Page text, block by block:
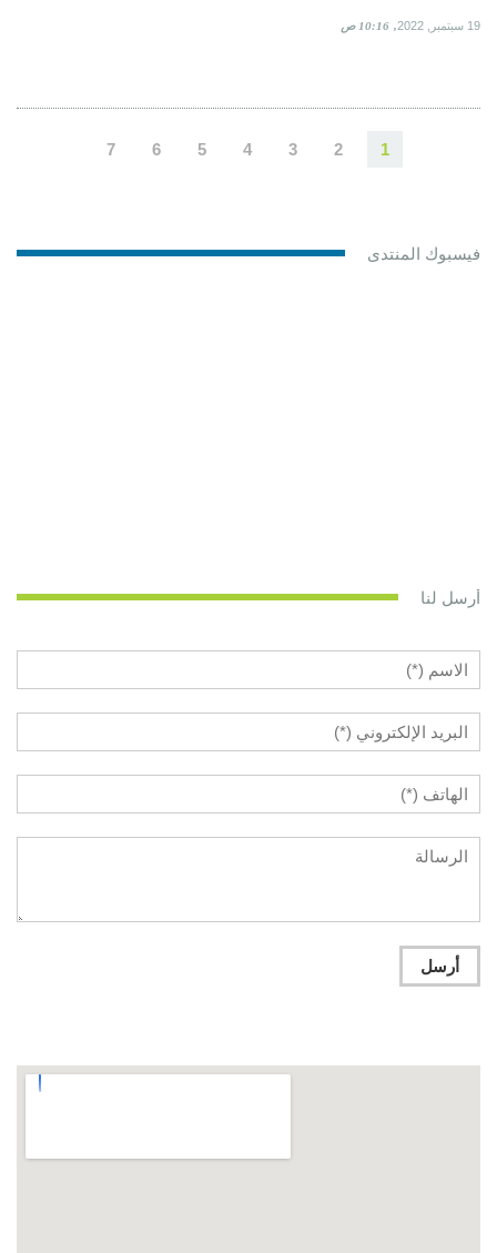
19 سبتمبر, 2022 10:16 ص
1
2
3
4
5
6
7
فيسبوك المنتدى
أرسل لنا